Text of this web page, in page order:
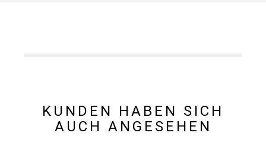
KUNDEN HABEN SICH
AUCH ANGESEHEN